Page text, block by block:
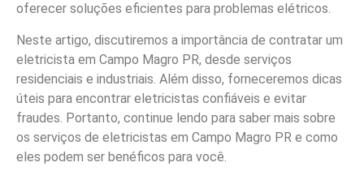
oferecer soluções eficientes para problemas elétricos.
Neste artigo, discutiremos a importância de contratar um
eletricista em Campo Magro PR, desde serviços
residenciais e industriais. Além disso, forneceremos dicas
úteis para encontrar eletricistas confiáveis e evitar
fraudes. Portanto, continue lendo para saber mais sobre
os serviços de eletricistas em Campo Magro PR e como
eles podem ser benéficos para você.